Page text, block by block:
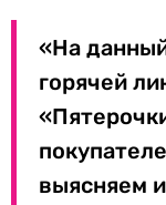
«На
горячей
выясняем